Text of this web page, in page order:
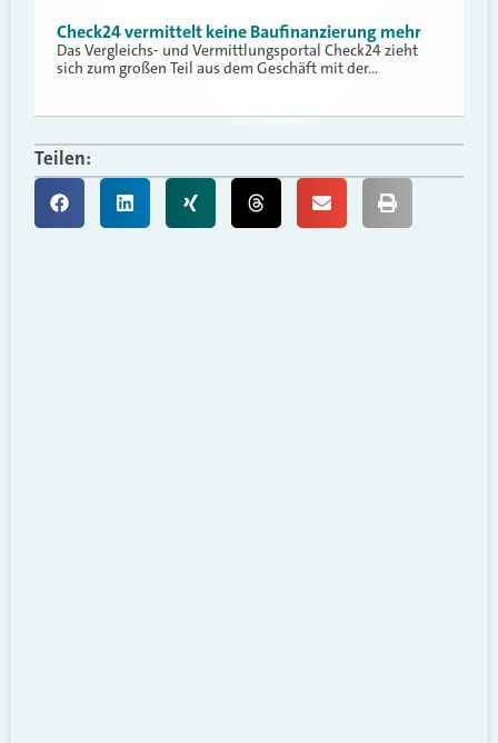
Check24 vermittelt keine Baufinanzierung mehr
Das Vergleichs- und Vermittlungsportal Check24 zieht
sich zum großen Teil aus dem Geschäft mit der…
Teilen: